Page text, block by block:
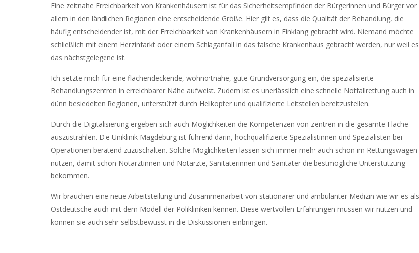
Eine zeitnahe Erreichbarkeit von Krankenhäusern ist für das Sicherheitsempfinden der Bürgerinnen und Bürger vor
allem in den ländlichen Regionen eine entscheidende Größe. Hier gilt es, dass die Qualität der Behandlung, die
häufig entscheidender ist, mit der Erreichbarkeit von Krankenhäusern in Einklang gebracht wird. Niemand möchte
schließlich mit einem Herzinfarkt oder einem Schlaganfall in das falsche Krankenhaus gebracht werden, nur weil es
das nächstgelegene ist.
Ich setzte mich für eine flächendeckende, wohnortnahe, gute Grundversorgung ein, die spezialisierte
Behandlungszentren in erreichbarer Nähe aufweist. Zudem ist es unerlässlich eine schnelle Notfallrettung auch in
dünn besiedelten Regionen, unterstützt durch Helikopter und qualifizierte Leitstellen bereitzustellen.
Durch die Digitalisierung ergeben sich auch Möglichkeiten die Kompetenzen von Zentren in die gesamte Fläche
auszustrahlen. Die Uniklinik Magdeburg ist führend darin, hochqualifizierte Spezialistinnen und Spezialisten bei
Operationen beratend zuzuschalten. Solche Möglichkeiten lassen sich immer mehr auch schon im Rettungswagen
nutzen, damit schon Notärztinnen und Notärzte, Sanitäterinnen und Sanitäter die bestmögliche Unterstützung
bekommen.
Wir brauchen eine neue Arbeitsteilung und Zusammenarbeit von stationärer und ambulanter Medizin wie wir es als
Ostdeutsche auch mit dem Modell der Polikliniken kennen. Diese wertvollen Erfahrungen müssen wir nutzen und
können sie auch sehr selbstbewusst in die Diskussionen einbringen.